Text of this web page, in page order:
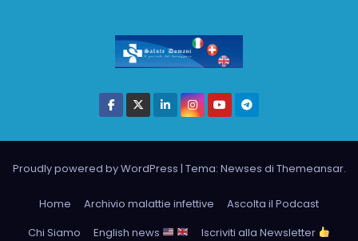
Proudly powered by WordPress | Tema: Newses di Themeansar.
Home Archivio malattie infettive
Ascolta il Podcast
Chi Siamo
English news
Iscriviti alla Newsletter